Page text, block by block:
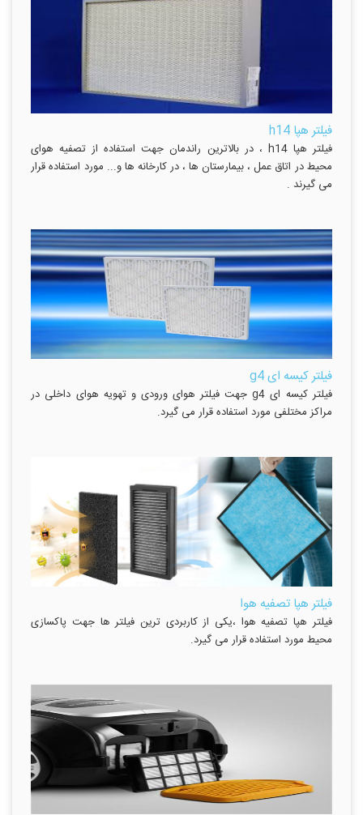
فیلتر هپا h14
فیلتر هپا h14 ، در بالاترین راندمان جهت استفاده از تصفیه هوای
محیط در اتاق عمل ، بیمارستان ها ، در کارخانه ها و... مورد استفاده قرار
می گیرند .
فیلتر کیسه ای g4
فیلتر کیسه ای g4 جهت فیلتر هوای ورودی و تهویه هوای داخلی در
مراکز مختلفی مورد استفاده قرار می گیرد.
فیلتر هپا تصفیه هوا
فیلتر هپا تصفیه هوا ،یکی از کاربردی ترین فیلتر ها جهت پاکسازی
محیط مورد استفاده قرار می گیرد.